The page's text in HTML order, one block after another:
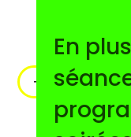
En
+INFO+TRAILER